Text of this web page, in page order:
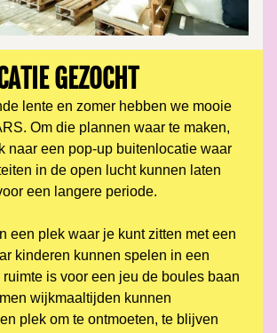
GEZOCHT
lente en zomer hebben we mooie
Om die plannen waar te maken,
naar een pop-up buitenlocatie waar
in de open lucht kunnen laten
een langere periode.
een plek waar je kunt zitten met een
kinderen kunnen spelen in een
is voor een jeu de boules baan
wijkmaaltijden kunnen
plek om te ontmoeten, te blijven